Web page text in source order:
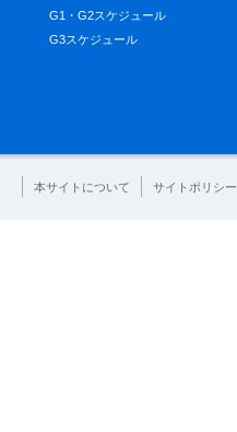
G1・G2スケジュール
G3スケジュール
本サイトについて サイトポリシー